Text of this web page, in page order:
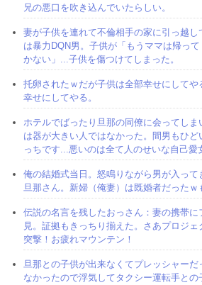
兄の悪口を吹き込んでいたらしい。
妻が子供を連れて不倫相手の家に引っ越し
は暴力DQN男。子供が「もうママは帰っ
かない」...子供を傷つけてしまった。
托卵されたｗだが子供は全部幸せにして
幸せにしてやる。
ホテルでばったり旦那の同僚に会ってし
は器が大きい人ではなかった。間男もひ
っちです...悪いのは全て人のせいな自己愛
俺の結婚式当日。怒鳴りながら男が入っ
旦那さん。新婦（俺妻）は既婚者だった
伝説の名言を残したおっさん：妻の携帯に
見。証拠もきっちり揃えた。さあプロジ
突撃！お疲れマウンテン！
旦那との子供が出来なくてプレッシャー
なかったので浮気してタクシー運転手との